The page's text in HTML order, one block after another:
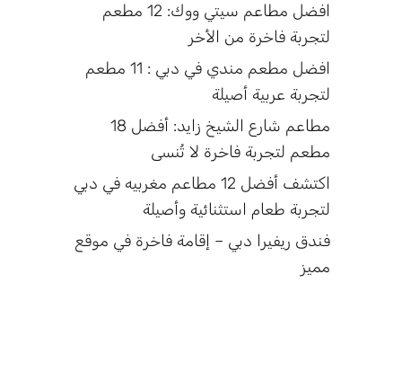
افضل مطاعم سيتي ووك: 12 مطعم
لتجربة فاخرة من الأخر
افضل مطعم مندي في دبي : 11 مطعم
لتجربة عربية أصيلة
مطاعم شارع الشيخ زايد: أفضل 18
مطعم لتجربة فاخرة لا تُنسى
اكتشف أفضل 12 مطاعم مغربيه في دبي
لتجربة طعام استثنائية وأصيلة
فندق ريفيرا دبي – إقامة فاخرة في موقع
مميز